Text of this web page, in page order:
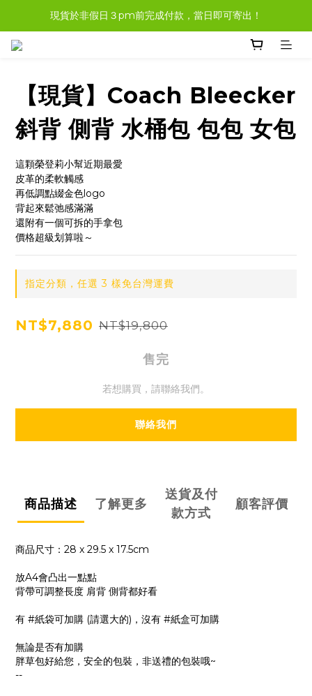
現貨商品，大多都可任選３樣免運哦。
現貨於非假日３pm前完成付款，當日即可寄出！
【現貨】Coach Bleecker
斜背 側背 水桶包 包包 女包
這顆榮登莉小幫近期最愛
皮革的柔軟觸感
再低調點綴金色logo
背起來鬆弛感滿滿
還附有一個可拆的手拿包
價格超級划算啦～
指定分類，任選 3 樣免台灣運費
NT$7,880 NT$19,800
售完
若想購買，請聯絡我們。
聯絡我們
商品描述 了解更多
送貨及付
款方式
顧客評價
商品尺寸：28 x 29.5 x 17.5cm
放A4會凸出一點點
背帶可調整長度 肩背 側背都好看
有 #紙袋可加購 (請選大的)，沒有 #紙盒可加購
無論是否有加購
胖草包好給您，安全的包裝，非送禮的包裝哦~
--